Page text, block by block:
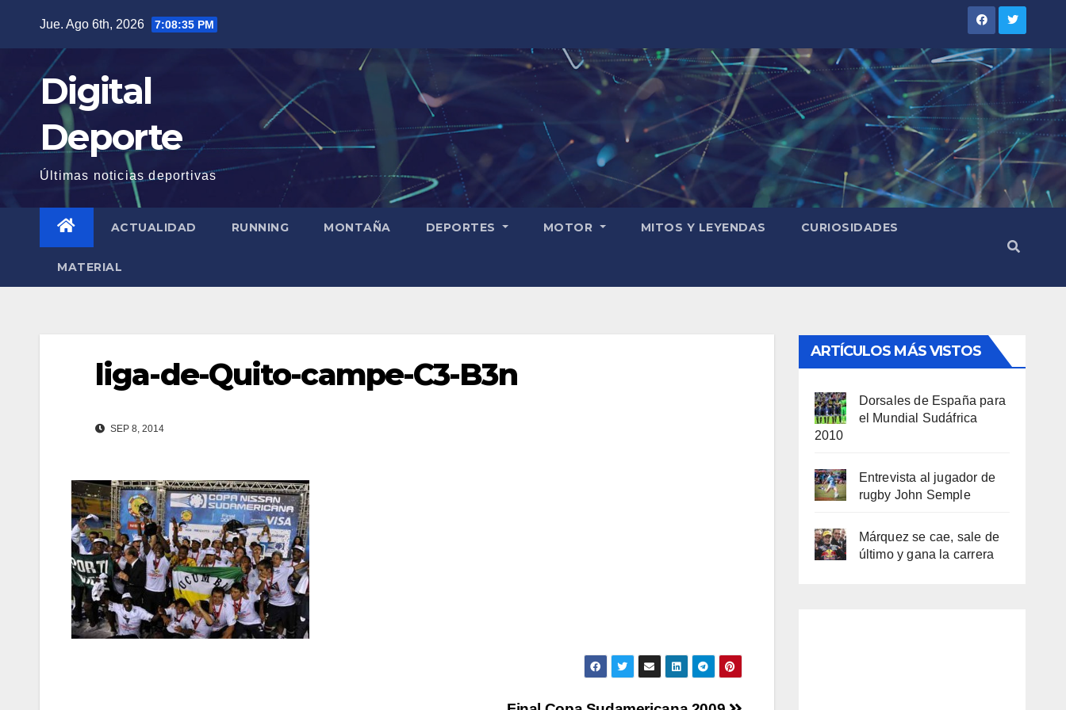
contenido
Jue. Ago 6th, 2026 7:08:36 PM
Digital
Deporte
Últimas noticias deportivas
ACTUALIDAD RUNNING MONTAÑA DEPORTES MOTOR MITOS Y LEYENDAS CURIOSIDADES
MATERIAL
liga-de-Quito-campe-C3-B3n
SEP 8, 2014
ARTÍCULOS MÁS VISTOS
Dorsales de España para
el Mundial Sudáfrica
2010
Entrevista al jugador de
rugby John Semple
Márquez se cae, sale de
último y gana la carrera